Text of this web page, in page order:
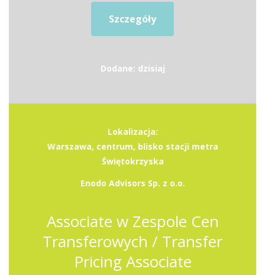
Szczegóły
Dodane: dzisiaj
Lokalizacja:
Warszawa, centrum, blisko stacji metra
Świętokrzyska
Enodo Advisors Sp. z o.o.
Associate w Zespole Cen
Transferowych / Transfer
Pricing Associate